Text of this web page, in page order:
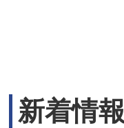
新着情報